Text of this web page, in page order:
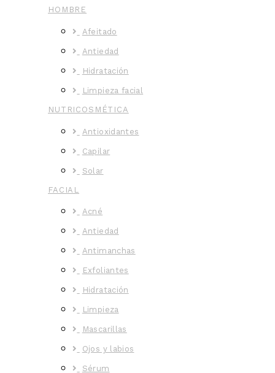
HOMBRE
Afeitado
Antiedad
Hidratación
Limpieza facial
NUTRICOSMÉTICA
Antioxidantes
Capilar
Solar
FACIAL
Acné
Antiedad
Antimanchas
Exfoliantes
Hidratación
Limpieza
Mascarillas
Ojos y labios
Sérum